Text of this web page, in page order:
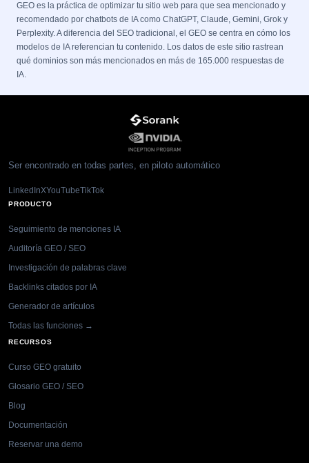
GEO es la práctica de optimizar tu sitio web para que sea mencionado y
recomendado por chatbots de IA como ChatGPT, Claude, Gemini, Grok y
Perplexity. A diferencia del SEO tradicional, el GEO se centra en cómo los
modelos de IA referencian tu contenido. Los datos de este sitio rastrean
qué dominios son más mencionados en más de 165.000 respuestas de
IA.
Ser encontrado en todas partes, en piloto automático
LinkedInXYouTubeTikTok
PRODUCTO
Seguimiento de menciones IA
Auditoría GEO / SEO
Investigación de palabras clave
Backlinks citados por IA
Generador de artículos
Todas las funciones →
RECURSOS
Curso GEO gratuito
Glosario GEO / SEO
Blog
Documentación
Reservar una demo